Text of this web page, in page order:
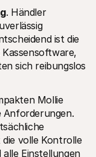
. Händler
Kassensoftware,
sich reibungslos
oder einem kompakten Mollie
Anforderungen.
volle Kontrolle
Einstellungen